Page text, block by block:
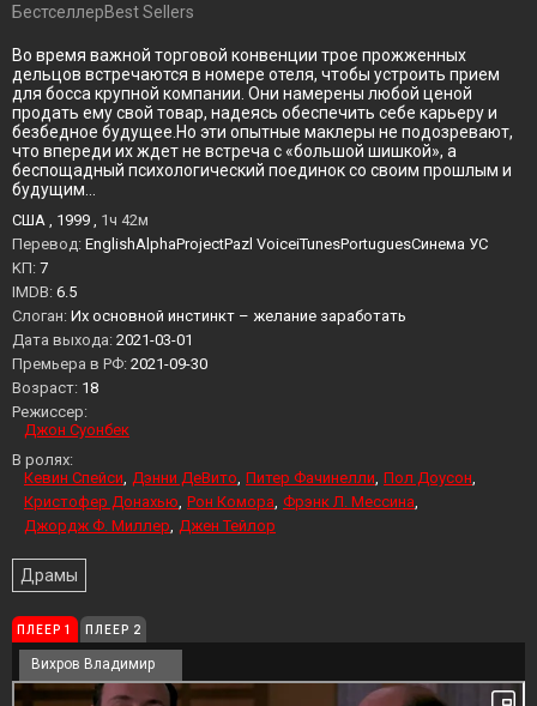
БестселлерBest Sellers
Во время важной торговой конвенции трое прожженных
дельцов встречаются в номере отеля, чтобы устроить прием
для босса крупной компании. Они намерены любой ценой
продать ему свой товар, надеясь обеспечить себе карьеру и
безбедное будущее.Но эти опытные маклеры не подозревают,
что впереди их ждет не встреча с «большой шишкой», а
беспощадный психологический поединок со своим прошлым и
будущим…
США , 1999 , 1ч 42м
Перевод: EnglishAlphaProjectPazl VoiceiTunesPortuguesСинема УС
KП: 7
IMDB: 6.5
Слоган: Их основной инстинкт – желание заработать
Дата выхода: 2021-03-01
Премьера в РФ: 2021-09-30
Возраст: 18
Режиссер:
Джон Суонбек
В ролях:
Кевин Спейси Дэнни ДеВито Питер Фачинелли Пол Доусон
Кристофер Донахью Рон Комора Фрэнк Л. Мессина
Джордж Ф. Миллер Джен Тейлор
Драмы
ПЛЕЕР 1 ПЛЕЕР 2
Вихров Владимир